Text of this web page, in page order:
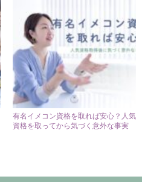
有名イメコン資格を取れば安心？人気
資格を取ってから気づく意外な事実